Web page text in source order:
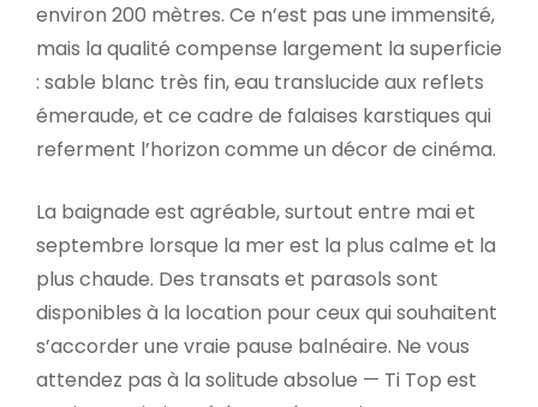
environ 200 mètres. Ce n’est pas une immensité,
mais la qualité compense largement la superficie
: sable blanc très fin, eau translucide aux reflets
émeraude, et ce cadre de falaises karstiques qui
referment l’horizon comme un décor de cinéma.
La baignade est agréable, surtout entre mai et
septembre lorsque la mer est la plus calme et la
plus chaude. Des transats et parasols sont
disponibles à la location pour ceux qui souhaitent
s’accorder une vraie pause balnéaire. Ne vous
attendez pas à la solitude absolue — Ti Top est